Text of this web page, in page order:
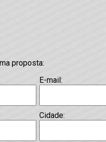
proposta:
E-mail:
Cidade: